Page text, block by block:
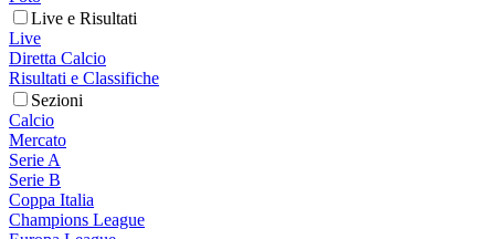
Live e Risultati
Live
Diretta Calcio
Risultati e Classifiche
Sezioni
Calcio
Mercato
Serie A
Serie B
Coppa Italia
Champions League